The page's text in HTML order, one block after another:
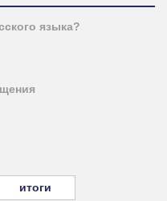
языка?
итоги